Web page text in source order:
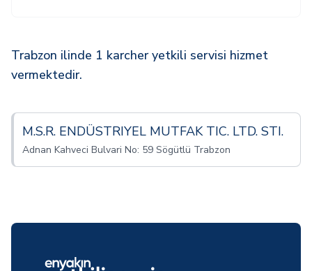
Trabzon ilinde 1 karcher yetkili servisi hizmet
vermektedir.
M.S.R. ENDÜSTRIYEL MUTFAK TIC. LTD. STI.
Adnan Kahveci Bulvari No: 59 Sögütlü Trabzon